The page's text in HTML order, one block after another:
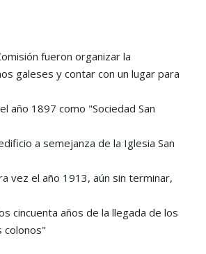
fueron organizar la
galeses y contar con un lugar para
año 1897 como "Sociedad San
a semejanza de la Iglesia San
vez el año 1913, aún sin terminar,
cincuenta años de la llegada de los
colonos"